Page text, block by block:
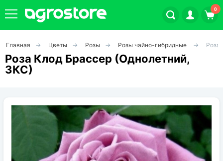
0
Плодовые кустарники
Декоративные растения
Цветы
Главная Цветы Розы Розы чайно-гибридные Роза
Роза Клод Брассер (Однолетний,
ЗКС)